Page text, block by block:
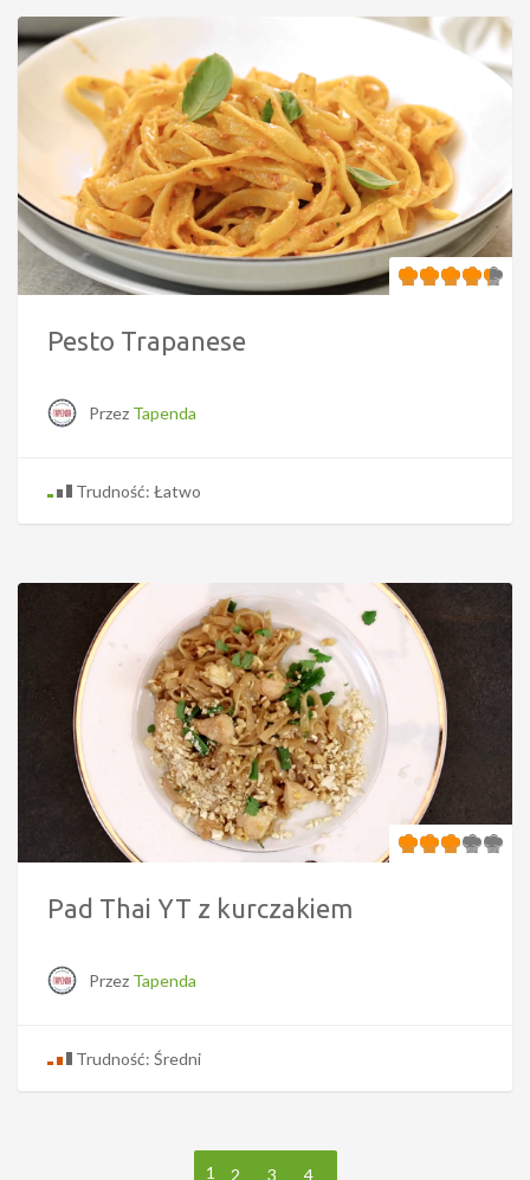
Pesto Trapanese
Przez Tapenda
Trudność: Łatwo
Pad Thai YT z kurczakiem
Przez Tapenda
Trudność: Średni
1 2 3 4